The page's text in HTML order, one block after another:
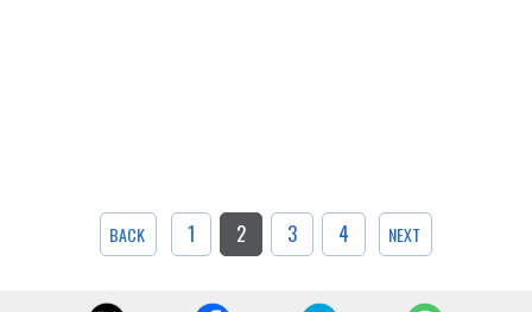
BACK 1 2 3 4 NEXT